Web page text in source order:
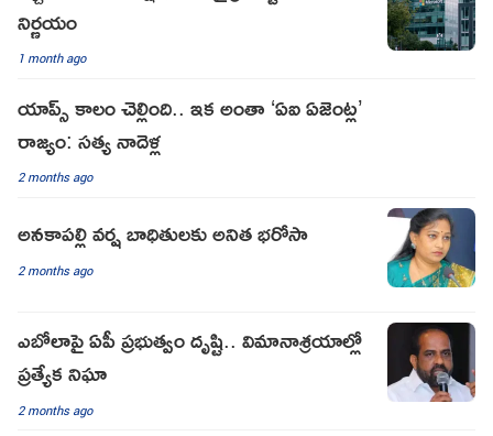
నిర్ణయం
1 month ago
యాప్స్ కాలం చెల్లింది.. ఇక అంతా ‘ఏఐ ఏజెంట్ల’
రాజ్యం: సత్య నాదెళ్ల
2 months ago
అనకాపల్లి వర్ష బాధితులకు అనిత భరోసా
2 months ago
ఎబోలాపై ఏపీ ప్రభుత్వం దృష్టి.. విమానాశ్రయాల్లో
ప్రత్యేక నిఘా
2 months ago